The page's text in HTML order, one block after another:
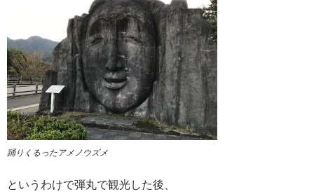
踊りくるったアメノウズメ
というわけで弾丸で観光した後、